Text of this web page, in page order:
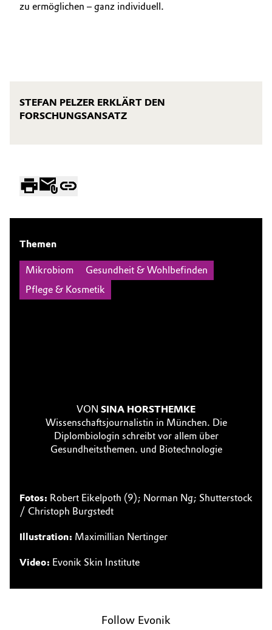
zu ermöglichen – ganz individuell.
STEFAN PELZER ERKLÄRT DEN
FORSCHUNGSANSATZ
Themen
Mikrobiom
Gesundheit & Wohlbefinden
Pflege & Kosmetik
VON SINA HORSTHEMKE
Wissenschaftsjournalistin in München. Die
Diplombiologin schreibt vor allem über
Gesundheitsthemen. und Biotechnologie
Fotos: Robert Eikelpoth (9); Norman Ng; Shutterstock
/ Christoph Burgstedt
Illustration: Maximillian Nertinger
Video: Evonik Skin Institute
Follow Evonik